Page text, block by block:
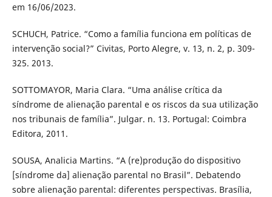
em 16/06/2023.
SCHUCH, Patrice. “Como a família funciona em políticas de
intervenção social?” Civitas, Porto Alegre, v. 13, n. 2, p. 309-
325. 2013.
SOTTOMAYOR, Maria Clara. “Uma análise crítica da
síndrome de alienação parental e os riscos da sua utilização
nos tribunais de família”. Julgar. n. 13. Portugal: Coimbra
Editora, 2011.
SOUSA, Analicia Martins. “A (re)produção do dispositivo
[síndrome da] alienação parental no Brasil”. Debatendo
sobre alienação parental: diferentes perspectivas. Brasília,